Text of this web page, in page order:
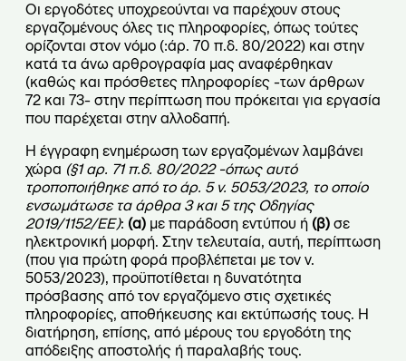
Οι εργοδότες υποχρεούνται να παρέχουν στους
εργαζομένους όλες τις πληροφορίες, όπως τούτες
ορίζονται στον νόμο (:άρ. 70 π.δ. 80/2022) και στην
κατά τα άνω αρθρογραφία μας αναφέρθηκαν
(καθώς και πρόσθετες πληροφορίες -των άρθρων
72 και 73- στην περίπτωση που πρόκειται για εργασία
που παρέχεται στην αλλοδαπή.
Η έγγραφη ενημέρωση των εργαζομένων λαμβάνει
χώρα (§1 αρ. 71 π.δ. 80/2022 -όπως αυτό
τροποποιήθηκε από το άρ. 5 ν. 5053/2023, το οποίο
ενσωμάτωσε τα άρθρα 3 και 5 της Οδηγίας
2019/1152/ΕΕ): (α) με παράδοση εντύπου ή (β) σε
ηλεκτρονική μορφή. Στην τελευταία, αυτή, περίπτωση
(που για πρώτη φορά προβλέπεται με τον ν.
5053/2023), προϋποτίθεται η δυνατότητα
πρόσβασης από τον εργαζόμενο στις σχετικές
πληροφορίες, αποθήκευσης και εκτύπωσής τους. Η
διατήρηση, επίσης, από μέρους του εργοδότη της
απόδειξης αποστολής ή παραλαβής τους.